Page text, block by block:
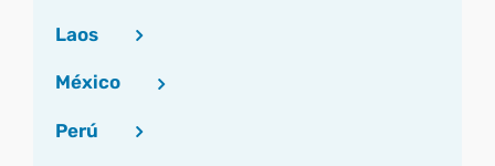
Laos
México
Perú